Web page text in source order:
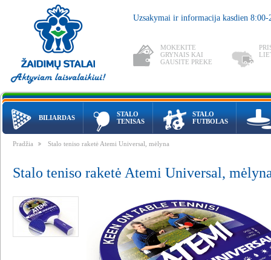
Uzsakymai ir informacija kasdien
MOKEKITE
GRYNAIS KAI
GAUSITE PREKE
BILIARDAS
STALO
TENISAS
STALO
FUTBOLAS
Pradžia Stalo teniso raketė Atemi Universal, mėlyna
Stalo teniso raketė Atemi Universal,